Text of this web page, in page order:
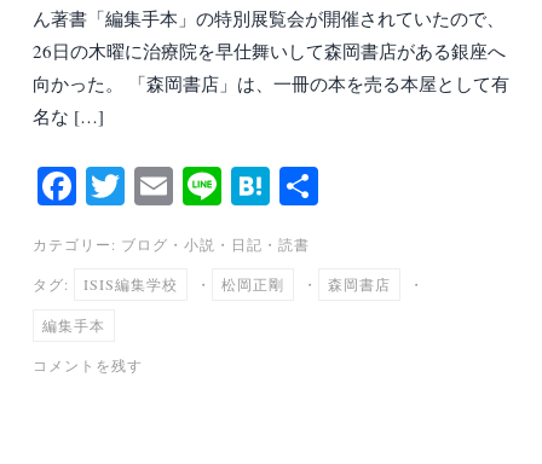
ん著書「編集手本」の特別展覧会が開催されていたので、
26日の木曜に治療院を早仕舞いして森岡書店がある銀座へ
向かった。 「森岡書店」は、一冊の本を売る本屋として有
名な […]
Fa
ce
bo
ok
T
wi
tte
r
E
m
ail
Li
ne
H
at
en
a
カテゴリー: ブログ ・ 小説 ・ 日記 ・ 読書
タグ: ISIS編集学校 ・ 松岡正剛 ・ 森岡書店 ・
編集手本
コメントを残す